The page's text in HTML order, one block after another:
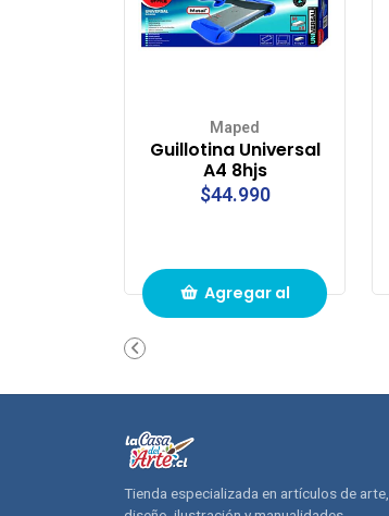
Maped
Guillotina Universal
A4 8hjs
$44.990
Agregar al
compras
Tienda especializada en artículos de arte,